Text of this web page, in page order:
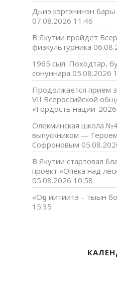
Дьиэ кэргэнинэн бары
07.08.2026 11:46
В Якутии пройдет
физкультурника
1965 сыл. Походтар,
сонуннара 05.08.2026
Продолжается прием
VII Всероссийской
«Гордость нации-
Олекминская школа
выпускником —
Софроновым
В Якутии стартовал
проект «Опека над
05.08.2026 10:58
«Оҕо иитиитэ – тыын
15:35